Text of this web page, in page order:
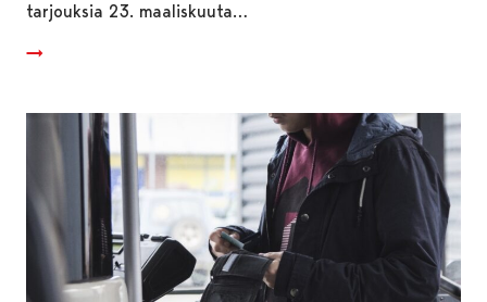
tarjouksia 23. maaliskuuta…